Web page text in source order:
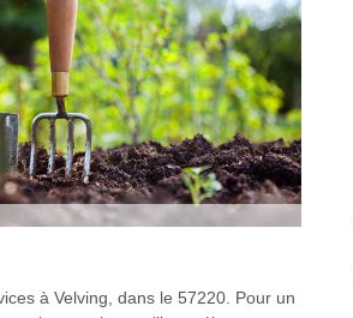
à Velving, dans le 57220. Pour un